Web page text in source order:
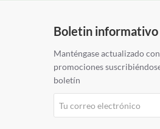
Boletin informativo
Manténgase actualizado
promociones
boletín
correo